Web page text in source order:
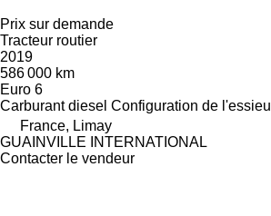
Prix sur demande
Tracteur routier
2019
586 000 km
Euro 6
Carburant diesel Configuration de l'essieu
France, Limay
GUAINVILLE INTERNATIONAL
Contacter le vendeur